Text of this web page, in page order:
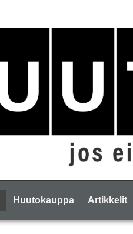
Huutokauppa Artikkelit